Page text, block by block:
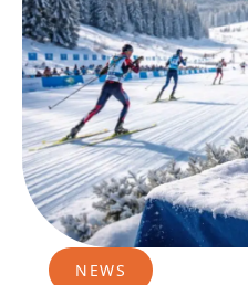
NEWS